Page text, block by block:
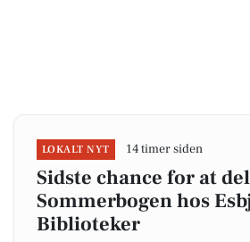
LOKALT NYT 14 timer siden
Sidste chance for at
Sommerbogen hos
Biblioteker